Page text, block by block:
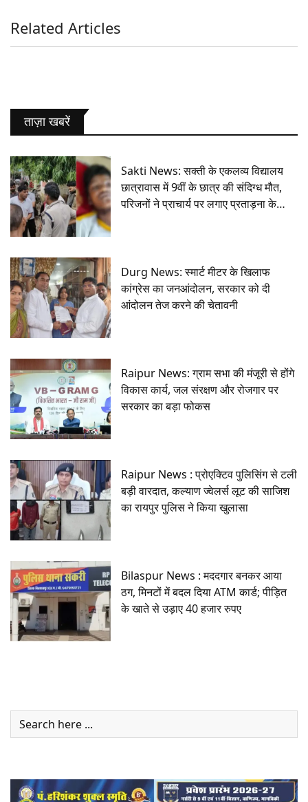
Related Articles
ताज़ा खबरें
Sakti News: सक्ती के एकलव्य विद्यालय
छात्रावास में 9वीं के छात्र की संदिग्ध मौत,
परिजनों ने प्राचार्य पर लगाए प्रताड़ना के
Durg News: स्मार्ट मीटर के खिलाफ
कांग्रेस का जनआंदोलन, सरकार को दी
आंदोलन तेज करने की चेतावनी
Raipur News: ग्राम सभा की मंजूरी से होंगे
विकास कार्य, जल संरक्षण और रोजगार पर
सरकार का बड़ा फोकस
Raipur News : प्रोएक्टिव पुलिसिंग से टली
बड़ी वारदात, कल्याण ज्वेलर्स लूट की साजिश
का रायपुर पुलिस ने किया खुलासा
Bilaspur News : मददगार बनकर आया
ठग, मिनटों में बदल दिया ATM कार्ड; पीड़ित
के खाते से उड़ाए 40 हजार रुपए